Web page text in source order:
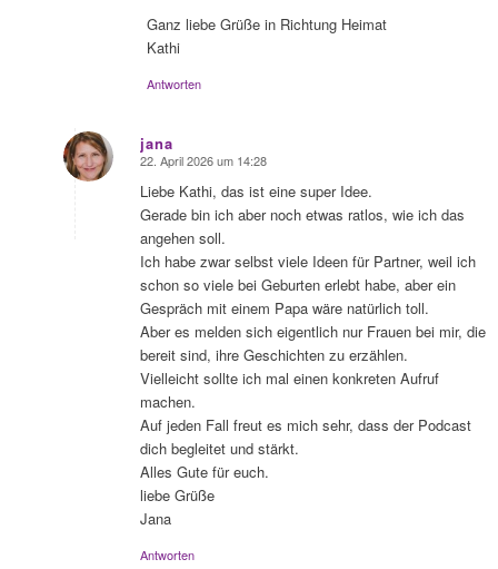
Ganz liebe Grüße in Richtung Heimat
Kathi
Antworten
jana
sagte:
22. April 2026 um 14:28
Liebe Kathi, das ist eine super Idee.
Gerade bin ich aber noch etwas ratlos, wie ich das
angehen soll.
Ich habe zwar selbst viele Ideen für Partner, weil ich
schon so viele bei Geburten erlebt habe, aber ein
Gespräch mit einem Papa wäre natürlich toll.
Aber es melden sich eigentlich nur Frauen bei mir, die
bereit sind, ihre Geschichten zu erzählen.
Vielleicht sollte ich mal einen konkreten Aufruf
machen.
Auf jeden Fall freut es mich sehr, dass der Podcast
dich begleitet und stärkt.
Alles Gute für euch.
liebe Grüße
Jana
Antworten